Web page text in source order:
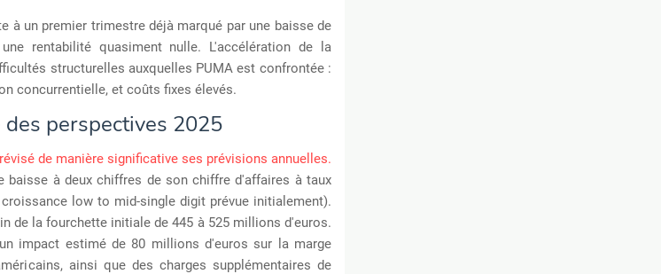
à un premier trimestre déjà marqué par une baisse de
rentabilité quasiment nulle. L'accélération de la
structurelles auxquelles PUMA est confrontée :
concurrentielle, et coûts fixes élevés.
perspectives 2025
de manière significative ses prévisions annuelles.
baisse à deux chiffres de son chiffre d'affaires à taux
low to mid-single digit prévue initialement).
de la fourchette initiale de 445 à 525 millions d'euros.
impact estimé de 80 millions d'euros sur la marge
ainsi que des charges supplémentaires de